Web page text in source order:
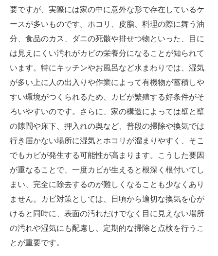
要ですが、実際には家の中に意外な形で存在しているケ
ースが多いものです。ホコリ、皮脂、料理の際に舞う油
分、食品のカス、ダニの死骸や排せつ物といった、目に
は見えにくい汚れがカビの栄養分になることが知られて
います。特にキッチンやお風呂など水まわりでは、湿気
が多い上に人の出入りや作業によって有機物が蓄積しや
すい環境がつくられるため、カビが繁殖する好条件がそ
ろいやすいのです。さらに、家の構造によっては壁と壁
の隙間や床下、押入れの奥など、普段の掃除や換気では
行き届かない場所に湿気とホコリが溜まりやすく、そこ
でもカビが発生する可能性が高まります。こうした要因
が重なることで、一度カビが生えると根深く根付いてし
まい、完全に除去するのが難しくなることも少なくあり
ません。カビ対策としては、日頃から適切な換気を心が
けると同時に、表面の汚れだけでなく目に見えない場所
の汚れや湿気にも配慮し、定期的な掃除と点検を行うこ
とが重要です。